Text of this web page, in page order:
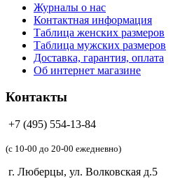
Журналы о нас
Контактная информация
Таблица женских размеров
Таблица мужских размеров
Доставка, гарантия, оплата
Об интернет магазине
Контакты
+7 (495) 554-13-84
(c 10-00 до 20-00 ежедневно)
г. Люберцы, ул. Волковская д.5